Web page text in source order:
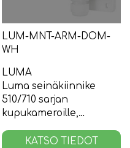
LUM-MNT-ARM-DOM-
WH
LUMA
Luma seinäkiinnike
510/710 sarjan
kupukameroille,
KATSO TIEDOT